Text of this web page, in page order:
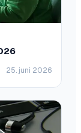
25. juni 2026